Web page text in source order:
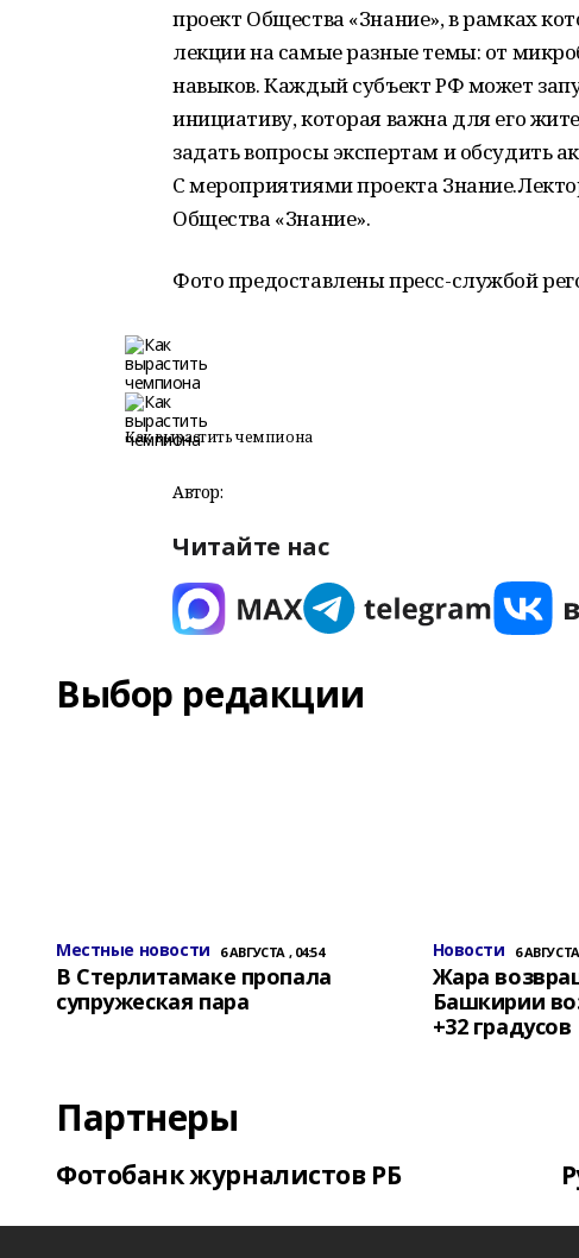
проект Общества «Знание», в рамках
лекции на самые разные темы: от
навыков. Каждый субъект РФ может
инициативу, которая важна для его
задать вопросы экспертам и обсудить
С мероприятиями проекта
Общества «Знание».
Фото предоставлены пресс-службой
Как вырастить чемпиона
Автор:
Читайте нас
Выбор редакции
Местные новости 6 АВГУСТА , 04:54
В Стерлитамаке пропала
супружеская пара
Новости 6
Жара
Башкирии
+32 градусов
Партнеры
Фотобанк журналистов РБ